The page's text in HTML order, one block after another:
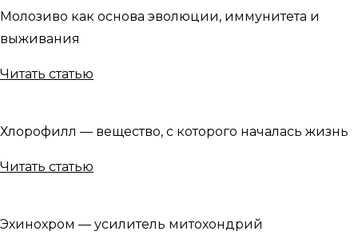
Молозиво как основа эволюции, иммунитета и
выживания
Читать статью
Хлорофилл — вещество, с которого началась жизнь
Читать статью
Эхинохром — усилитель митохондрий